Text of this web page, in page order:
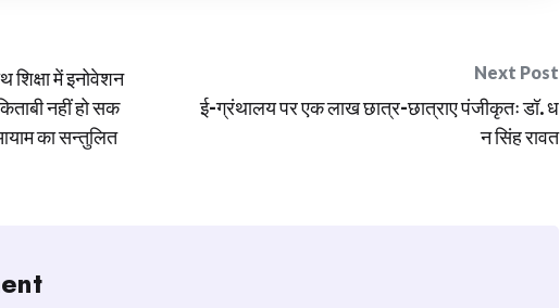
शिक्षा में इनोवेशन
नहीं हो सक
का सन्तुलित
Next Post
ई-ग्रंथालय पर एक लाख छात्र-छात्राए पंजीकृतः डॉ. ध
न सिंह रावत